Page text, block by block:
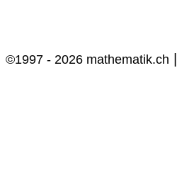
©1997 - 2026 mathematik.ch |